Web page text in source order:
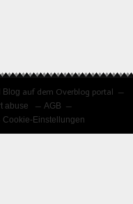
Blog auf dem Overblog portal
abuse
AGB
Cookie-Einstellungen